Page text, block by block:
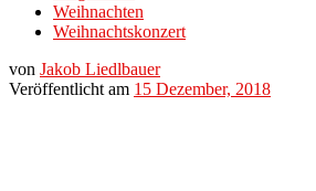
Weihnachten
Weihnachtskonzert
von Jakob Liedlbauer
Veröffentlicht am 15 Dezember, 2018